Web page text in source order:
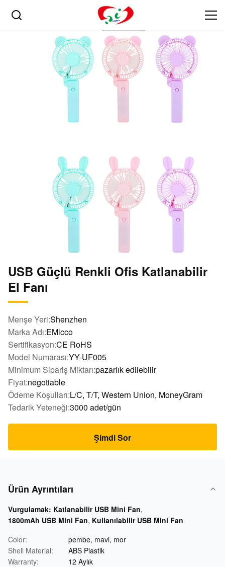
USB Güçlü Renkli Ofis Katlanabilir
El Fanı
Menşe Yeri:Shenzhen
Marka Adı:EMicco
Sertifikasyon:CE RoHS
Model Numarası:YY-UF005
Minimum Sipariş Miktarı:pazarlık edilebilir
Fiyat:negotiable
Ödeme Koşulları:L/C, T/T, Western Union, MoneyGram
Tedarik Yeteneği:3000 adet/gün
Şimdi Sor
Ürün Ayrıntıları
Vurgulamak: Katlanabilir USB Mini Fan,
1800mAh USB Mini Fan, Kullanılabilir USB Mini Fan
Color:
pembe, mavi, mor
Shell Material:
ABS Plastik
Warranty:
12 Aylık